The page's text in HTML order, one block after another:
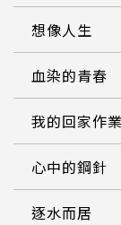
想像人生
血染的青春
我的回家作業
心中的鋼針
逐水而居